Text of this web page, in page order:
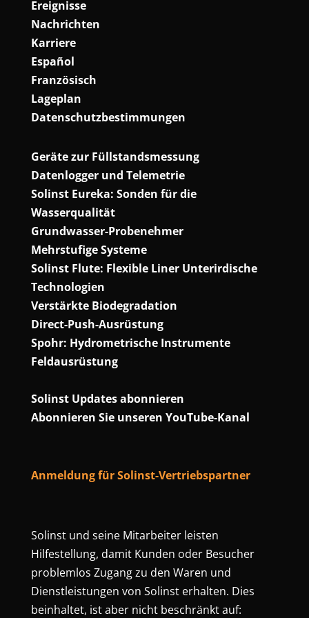
Ereignisse
Nachrichten
Karriere
Español
Französisch
Lageplan
Datenschutzbestimmungen
Geräte zur Füllstandsmessung
Datenlogger und Telemetrie
Solinst Eureka: Sonden für die
Wasserqualität
Grundwasser-Probenehmer
Mehrstufige Systeme
Solinst Flute: Flexible Liner Unterirdische
Technologien
Verstärkte Biodegradation
Direct-Push-Ausrüstung
Spohr: Hydrometrische Instrumente
Feldausrüstung
Solinst Updates abonnieren
Abonnieren Sie unseren YouTube-Kanal
Anmeldung für Solinst-Vertriebspartner
Solinst und seine Mitarbeiter leisten
Hilfestellung, damit Kunden oder Besucher
problemlos Zugang zu den Waren und
Dienstleistungen von Solinst erhalten. Dies
beinhaltet, ist aber nicht beschränkt auf: